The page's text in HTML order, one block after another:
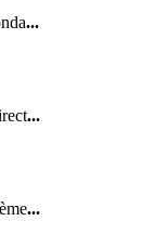
...
...
...